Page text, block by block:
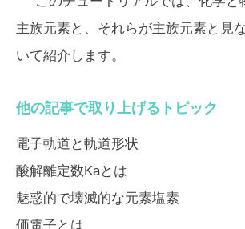
主族元素と、それらが主族元素と見
いて紹介します。
他の記事で取り上げるトピック
電子軌道と軌道形状
酸解離定数Kaとは
魅惑的で壊滅的な元素塩素
価電子とは